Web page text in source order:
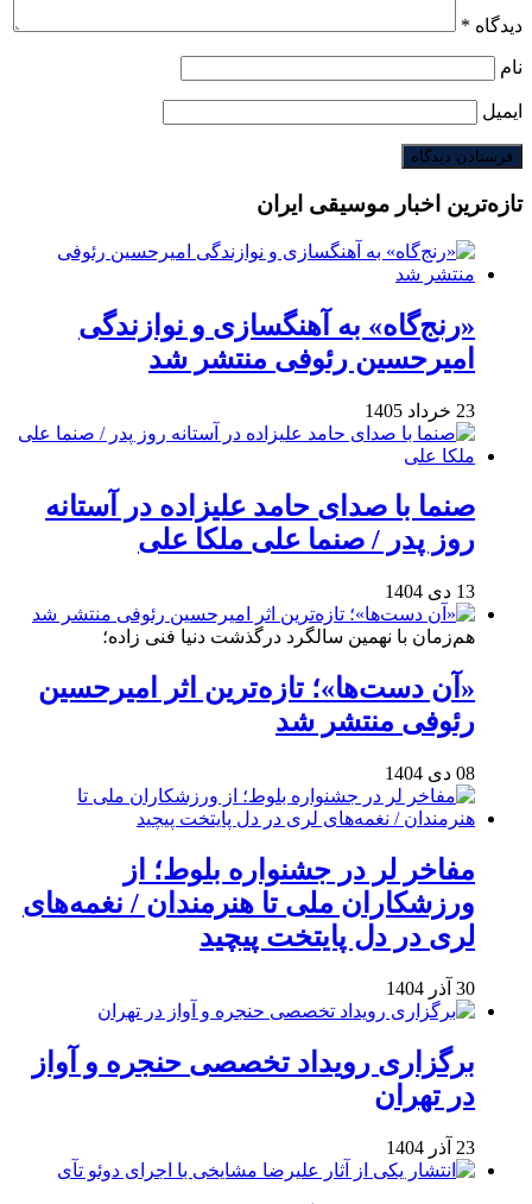
دیدگاه *
نام
ایمیل
تازه‌ترین اخبار موسیقی ایران
«رنج‌گاه» به آهنگسازی و نوازندگی
امیرحسین رئوفی منتشر شد
23 خرداد 1405
صنما با صدای حامد علیزاده در آستانه
روز پدر / صنما علی ملکا علی
13 دی 1404
هم‌زمان با نهمین سالگرد درگذشت دنیا فنی زاده؛
«آن دست‌ها»؛ تازه‌ترین اثر امیرحسین
رئوفی منتشر شد
08 دی 1404
مفاخر لر در جشنواره بلوط؛ از
ورزشکاران ملی تا هنرمندان / نغمه‌های
لری در دل پایتخت پیچید
30 آذر 1404
برگزاری رویداد تخصصی حنجره و آواز
در تهران
23 آذر 1404